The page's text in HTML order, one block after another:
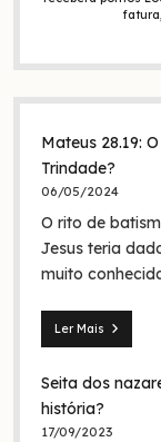
Mateus 28.19:
Trindade?
06/05/2024
O rito de
Jesus teria
muito
Ler Mais
Mateus
O
batismo
de
Seita dos
história?
17/09/2023